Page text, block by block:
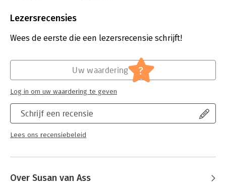
Uitgever:
Verschijningsdatum:
8-10-2013
Coaching en trainen
Lezersrecensies
Wees de eerste die een lezersrecensie schrijft!
Schrijf een recensie
Lees ons recensiebeleid
Uw waardering ?
Log in om uw waardering te geven
Over Susan van Ass